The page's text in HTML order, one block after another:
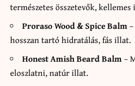
természetes összetevők,
Proraso Wood & Spice Balm
hosszan tartó hidratálás, fás illat.
Honest Amish Beard Balm–
eloszlatni, natúr illat.